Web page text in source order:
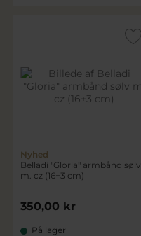
Nyhed
Belladi "Gloria" armbånd sølv
m. cz (16+3 cm)
350,00 kr
På lager